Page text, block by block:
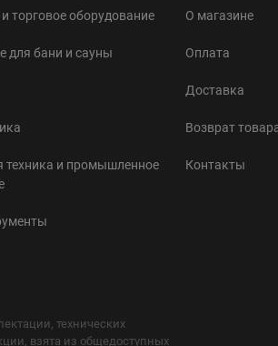
торговое оборудование
для бани и сауны
техника и промышленное
О магазине
Оплата
Доставка
Возврат
Контакты
технических
взята из общедоступных